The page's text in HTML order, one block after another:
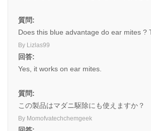
質問:
Does this blue advantage do ear mites ?
By Lizlas99
回答:
Yes, it works on ear mites.
質問:
この製品はマダニ駆除にも使えますか？
By Momofvatechchemgeek